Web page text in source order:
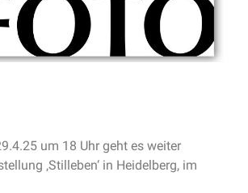
um 18 Uhr geht es weiter
‚Stilleben‘ in Heidelberg, im